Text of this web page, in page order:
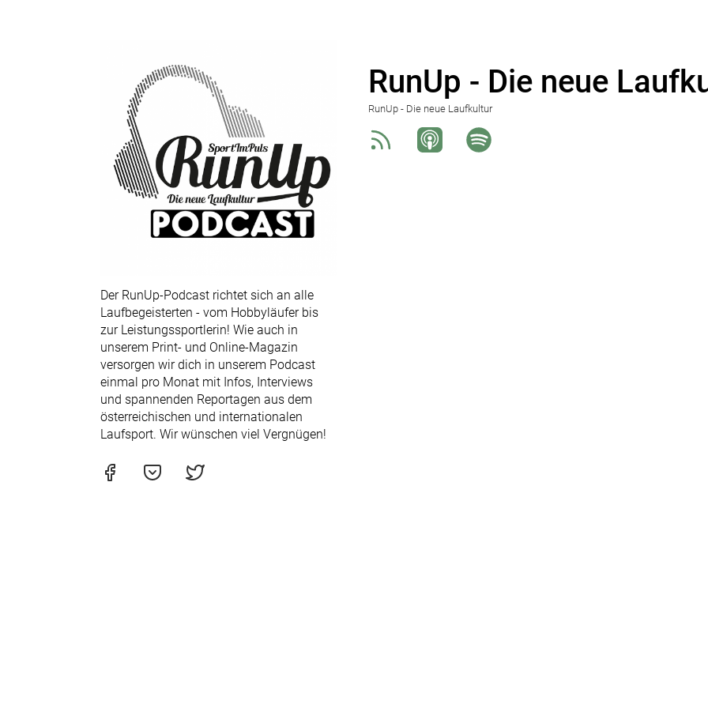
Der RunUp-Podcast richtet sich an alle
Laufbegeisterten - vom Hobbyläufer bis
zur Leistungssportlerin! Wie auch in
unserem Print- und Online-Magazin
versorgen wir dich in unserem Podcast
einmal pro Monat mit Infos, Interviews
und spannenden Reportagen aus dem
österreichischen und internationalen
Laufsport. Wir wünschen viel Vergnügen!
RunUp - Die neue
RunUp - Die neue Laufkultur